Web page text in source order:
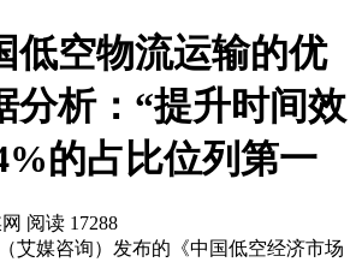
低空物流运输的优
分析：“提升时间效
的占比位列第一
阅读 17288
（艾媒咨询）发布的《中国低空经济市场